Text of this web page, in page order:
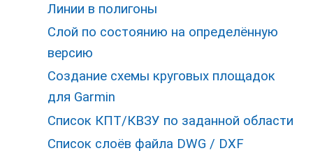
Линии в полигоны
Слой по состоянию на определённую
версию
Создание схемы круговых площадок
для Garmin
Список КПТ/КВЗУ по заданной области
Список слоёв файла DWG / DXF